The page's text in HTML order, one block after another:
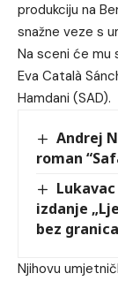
produkciju na
snažne veze s
Na sceni će mu
Eva Català
Hamdani (SAD).
Andrej
roman
izdanje
bez granica
Njihovu